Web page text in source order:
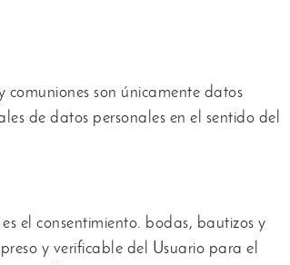
comuniones son únicamente datos
de datos personales en el sentido del
el consentimiento. bodas, bautizos y
y verificable del Usuario para el